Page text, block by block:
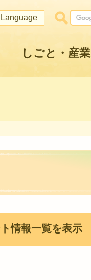
しごと・産業
情報一覧を表示